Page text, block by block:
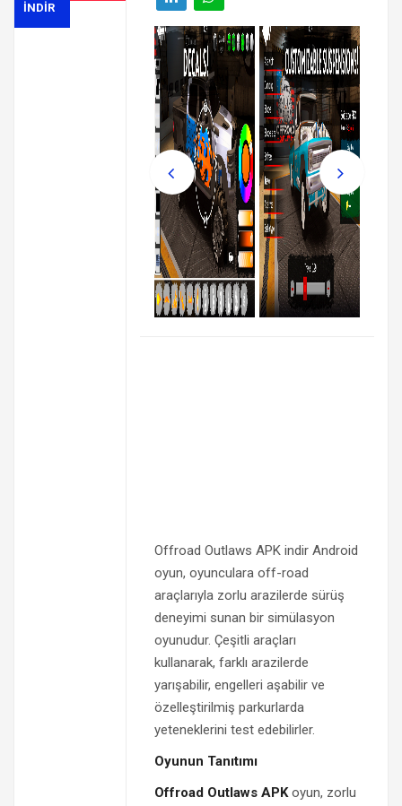
INDIR
Offroad Outlaws APK indir Android
oyun, oyunculara off-road
araçlarıyla zorlu arazilerde sürüş
deneyimi sunan bir simülasyon
oyunudur. Çeşitli araçları
kullanarak, farklı arazilerde
yarışabilir, engelleri aşabilir ve
özelleştirilmiş parkurlarda
yeteneklerini test edebilirler.
Oyunun Tanıtımı
Offroad Outlaws APKoyun, zorlu